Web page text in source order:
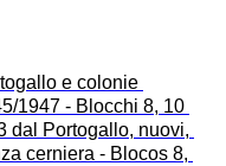
e colonie
1947 - Blocchi 8, 10
dal Portogallo, nuovi,
cerniera - Blocos 8,